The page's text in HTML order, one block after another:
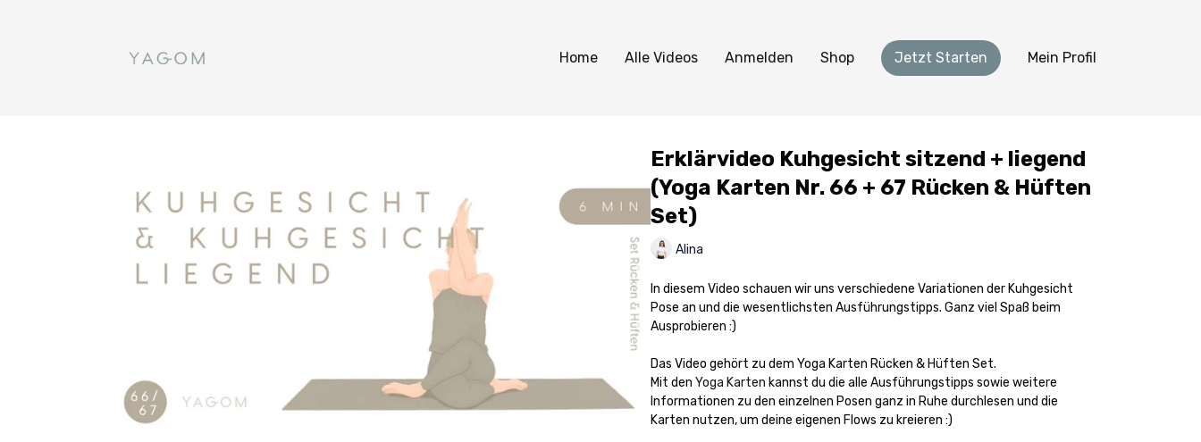
Home Alle Videos Anmelden Shop Jetzt Starten Mein Profil
Erklärvideo Kuhgesicht sitzend + liegend
(Yoga Karten Nr. 66 + 67 Rücken & Hüften
Set)
Alina
In diesem Video schauen wir uns verschiedene Variationen der Kuhgesicht
Pose an und die wesentlichsten Ausführungstipps. Ganz viel Spaß beim
Ausprobieren :)
Das Video gehört zu dem Yoga Karten Rücken & Hüften Set.
Mit den Yoga Karten kannst du die alle Ausführungstipps sowie weitere
Informationen zu den einzelnen Posen ganz in Ruhe durchlesen und die
Karten nutzen, um deine eigenen Flows zu kreieren :)